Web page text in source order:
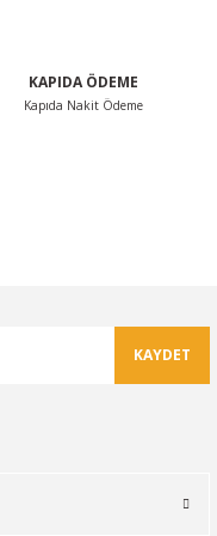
KAPIDA ÖDEME
Kapıda Nakit Ödeme
KAYDET